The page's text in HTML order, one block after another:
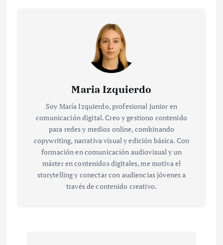
Maria Izquierdo
Soy María Izquierdo, profesional junior en
comunicación digital. Creo y gestiono contenido
para redes y medios online, combinando
copywriting, narrativa visual y edición básica. Con
formación en comunicación audiovisual y un
máster en contenidos digitales, me motiva el
storytelling y conectar con audiencias jóvenes a
través de contenido creativo.